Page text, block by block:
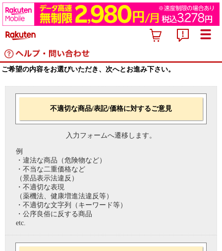
ご希望の内容をお選びいただき、次へとお進み下さい。
不適切な商品/表記/価格に対するご意見
入力フォームへ遷移します。
例
・違法な商品（危険物など）
・不当な二重価格など
（景品表示法違反）
・不適切な表現
（薬機法、健康増進法違反等）
・不適切な文字列（キーワード等）
・公序良俗に反する商品
etc.